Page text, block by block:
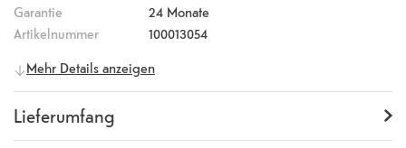
Garantie
24 Monate
Artikelnummer
100013054
Allgemeine Informationen
Hersteller
dbramante1928
Herstellernummer
Mehr Details anzeigen
Lieferumfang
Lieferumfang Backcover